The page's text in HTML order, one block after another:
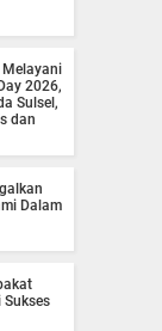
Melayani
2026,
Sulsel,
dan
Dalam